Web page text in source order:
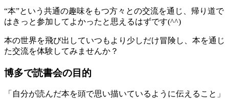
“本”という共通の趣味をもつ方々との交流を通じ、帰り道で
はきっと参加してよかったと思えるはずです(^^)
本の世界を飛び出していつもより少しだけ冒険し、本を通じ
た交流を体験してみませんか？
博多で読書会の目的
「自分が読んだ本を頭で思い描いているように伝えること」